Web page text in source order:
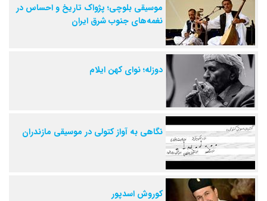
موسیقی بلوچی؛ پژواک تاریخ و احساس در
نغمه‌های جنوب شرق ایران
دوزله؛ نوای کهن ایلام
نگاهی به آواز کتولی در موسیقی مازندران
کوروش اسدپور